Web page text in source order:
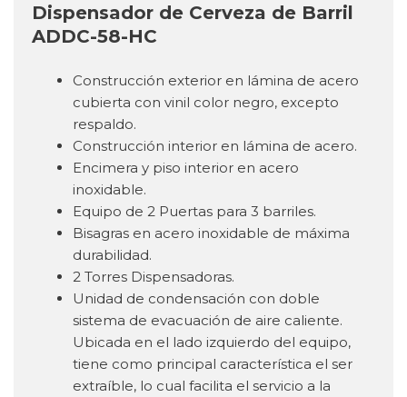
Dispensador de Cerveza de Barril
ADDC-58-HC
Construcción exterior en lámina de acero
cubierta con vinil color negro, excepto
respaldo.
Construcción interior en lámina de acero.
Encimera y piso interior en acero
inoxidable.
Equipo de 2 Puertas para 3 barriles.
Bisagras en acero inoxidable de máxima
durabilidad.
2 Torres Dispensadoras.
Unidad de condensación con doble
sistema de evacuación de aire caliente.
Ubicada en el lado izquierdo del equipo,
tiene como principal característica el ser
extraíble, lo cual facilita el servicio a la